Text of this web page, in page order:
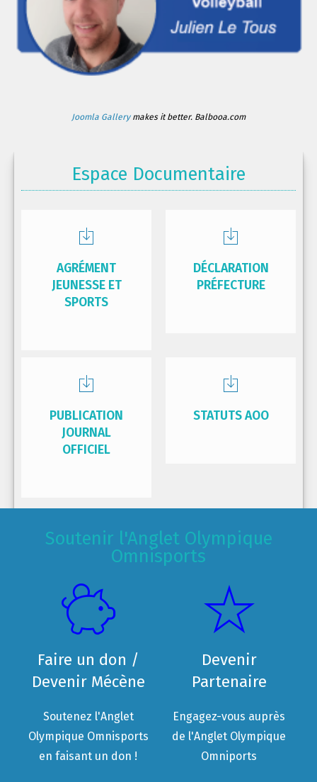
Joomla Gallerymakes it better. Balbooa.com
Espace Documentaire
AGRÉMENT
JEUNESSE ET
SPORTS
DÉCLARATION
PRÉFECTURE
PUBLICATION
JOURNAL
OFFICIEL
STATUTS AOO
Soutenir l'Anglet Olympique
Omnisports
Faire un don /
Devenir Mécène
Soutenez l'Anglet
Olympique Omnisports
en faisant un don !
Devenir
Partenaire
Engagez-vous auprès
de l'Anglet Olympique
Omniports